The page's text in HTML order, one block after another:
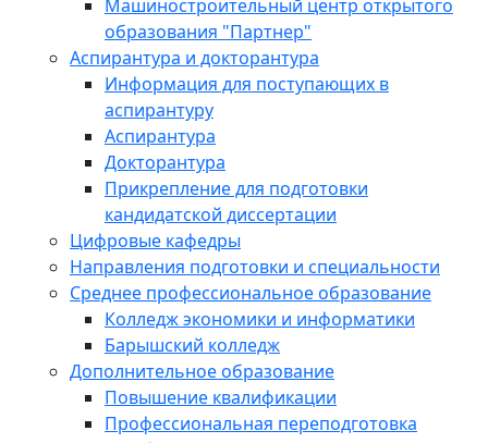
Машиностроительный центр открытого
образования "Партнер"
Аспирантура и докторантура
Информация для поступающих в
аспирантуру
Аспирантура
Докторантура
Прикрепление для подготовки
кандидатской диссертации
Цифровые кафедры
Направления подготовки и специальности
Среднее профессиональное образование
Колледж экономики и информатики
Барышский колледж
Дополнительное образование
Повышение квалификации
Профессиональная переподготовка